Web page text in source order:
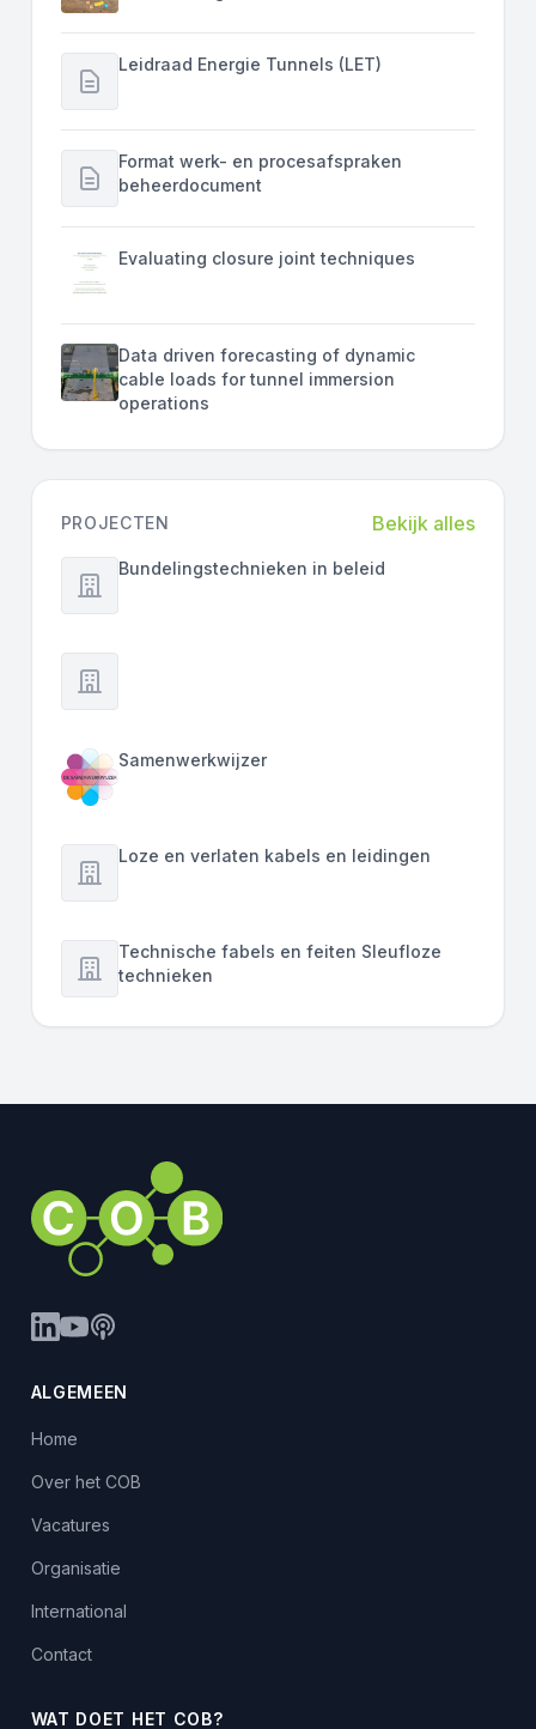
Leidraad Energie Tunnels (LET)
Format werk- en procesafspraken
beheerdocument
Evaluating closure joint techniques
Data driven forecasting of dynamic
cable loads for tunnel immersion
operations
PROJECTEN Bekijk alles
Bundelingstechnieken in beleid
Samenwerkwijzer
Loze en verlaten kabels en leidingen
Technische fabels en feiten Sleufloze
technieken
ALGEMEEN
Home
Over het COB
Vacatures
Organisatie
International
Contact
WAT DOET HET COB?